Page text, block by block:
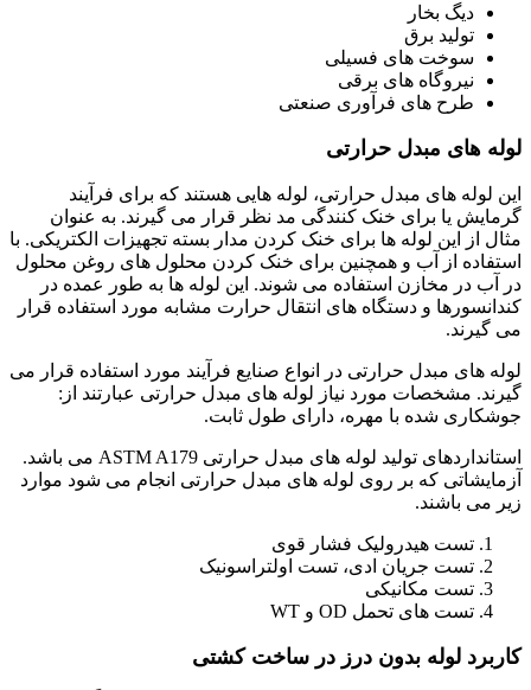
دیگ بخار
تولید برق
سوخت های فسیلی
نیروگاه های برقی
طرح های فرآوری صنعتی
لوله های مبدل حرارتی
این لوله های مبدل حرارتی، لوله هایی هستند که برای فرآیند
گرمایش یا برای خنک کنندگی مد نظر قرار می گیرند. به عنوان
مثال از این لوله ها برای خنک کردن مدار بسته تجهیزات الکتریکی. با
استفاده از آب و همچنین برای خنک کردن محلول های روغن محلول
در آب در مخازن استفاده می شوند. این لوله ها به طور عمده در
کندانسورها و دستگاه های انتقال حرارت مشابه مورد استفاده قرار
می گیرند.
لوله های مبدل حرارتی در انواع صنایع فرآیند مورد استفاده قرار می
گیرند. مشخصات مورد نیاز لوله های مبدل حرارتی عبارتند از:
جوشکاری شده با مهره، دارای طول ثابت.
استانداردهای تولید لوله های مبدل حرارتی ASTM A179 می باشد.
آزمایشاتی که بر روی لوله های مبدل حرارتی انجام می شود موارد
زیر می باشند.
تست هیدرولیک فشار قوی
تست جریان ادی، تست اولتراسونیک
تست مکانیکی
تست های تحمل OD و WT
کاربرد لوله بدون درز در ساخت کشتی